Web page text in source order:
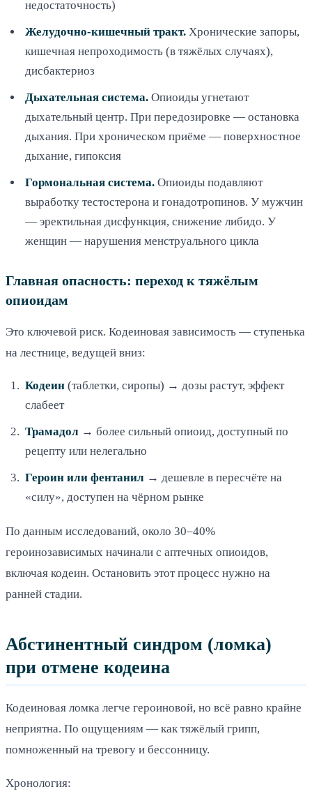
недостаточность)
Желудочно-кишечный тракт. Хронические запоры,
кишечная непроходимость (в тяжёлых случаях),
дисбактериоз
Дыхательная система. Опиоиды угнетают
дыхательный центр. При передозировке — остановка
дыхания. При хроническом приёме — поверхностное
дыхание, гипоксия
Гормональная система. Опиоиды подавляют
выработку тестостерона и гонадотропинов. У мужчин
— эректильная дисфункция, снижение либидо. У
женщин — нарушения менструального цикла
Главная опасность: переход к тяжёлым
опиоидам
Это ключевой риск. Кодеиновая зависимость — ступенька
на лестнице, ведущей вниз:
Кодеин (таблетки, сиропы) → дозы растут, эффект
слабеет
Трамадол → более сильный опиоид, доступный по
рецепту или нелегально
Героин или фентанил → дешевле в пересчёте на
«силу», доступен на чёрном рынке
По данным исследований, около 30–40%
героинозависимых начинали с аптечных опиоидов,
включая кодеин. Остановить этот процесс нужно на
ранней стадии.
Абстинентный синдром (ломка)
при отмене кодеина
Кодеиновая ломка легче героиновой, но всё равно крайне
неприятна. По ощущениям — как тяжёлый грипп,
помноженный на тревогу и бессонницу.
Хронология: